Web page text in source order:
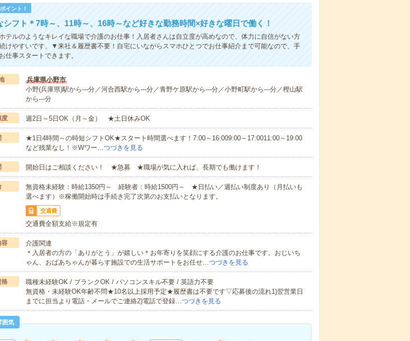
イント！
シフト＊7時～、11時～、16時～など好きな勤務時間×好きな曜日で働く！
テルのようなキレイな職場で介護のお仕事！入居者さんは自立度が高めなので、体力に自信がない方
けやすいです。▼来社＆履歴書不要！自宅にいながらスマホひとつでお仕事紹介まで可能なので、手
仕事スタートできます。
兵庫県小野市
小野(兵庫県)駅から---分／河合西駅から---分／青野ケ原駅から---分／小野町駅から---分／樫山駅
から---分
度 週2日～5日OK（月～金） ★土日休みOK
★1日4時間～の時短シフトOK★スタート時間選べます！7:00～16:009:00～17:0011:00～19:00
など残業なし！※Wワー…つづきを見る
開始日はご相談ください！ ★急募 ★職場が気に入れば、長期でも働けます！
無資格未経験：時給1350円～ 経験者：時給1500円～ ★日払い／週払い制度あり（月払いも
選べます）※稼働開始時は手続き完了次第のお支払いとなります。
交通費
交通費全額支給※規定有
容
介護関連
＊入居者の方の「ありがとう」が嬉しい＊お年寄りを笑顔にする介護のお仕事です。おじいち
ゃん、おばあちゃんが暮らす施設での生活サポートをお任せ…つづきを見る
格
職種未経験OK / ブランクOK / パソコンスキル不要 / 英語力不要
無資格・未経験OK年齢不問★10名以上採用予定★履歴書は不要です▽応募後の流れ1)翌営業日
までに担当より電話・メールでご連絡2)電話で登録…つづきを見る
囲気